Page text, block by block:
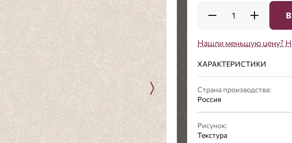
1
Нашли меньшую цену?
ХАРАКТЕРИСТИКИ
Страна производства:
Россия
Рисунок:
Текстура